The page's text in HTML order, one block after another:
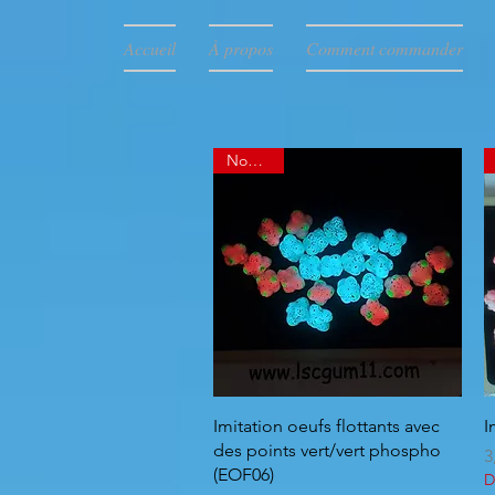
Accueil À propos Comment commander
Aperçu rapide
Nouveau
Imitation oeufs flottants avec
des points vert/vert phospho
(EOF06)